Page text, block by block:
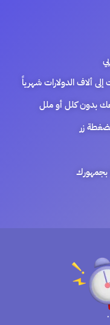
ألاف الدولارات شهرياً
بدون كلل أو ملل
زر
بجمهورك